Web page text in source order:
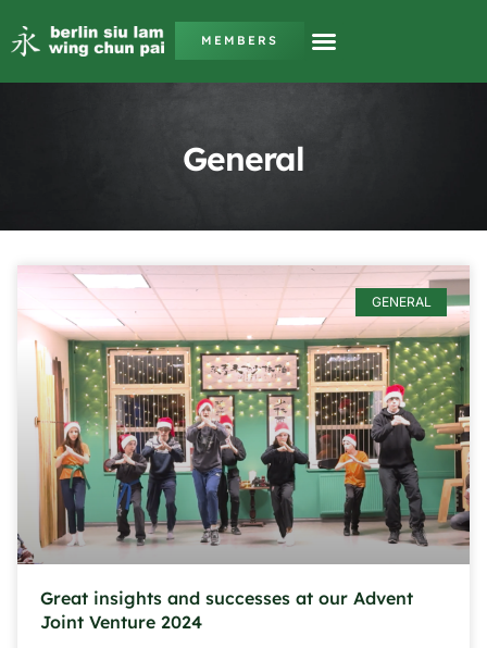
MEMBERS
General
GENERAL
Great insights and successes at our Advent
Joint Venture 2024